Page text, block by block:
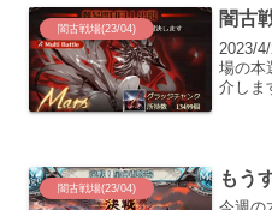
闇古戦場(23/04) 闇古
2023/
場の本
介しま
闇古戦場(23/04) もう